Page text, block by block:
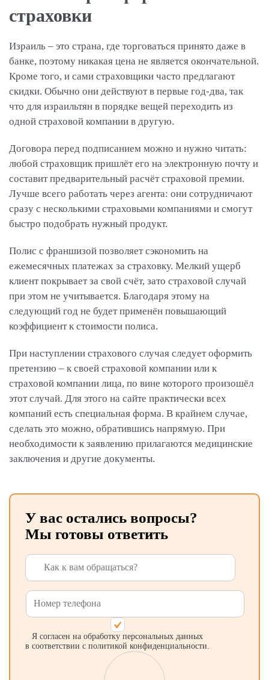
страховки
Израиль – это страна, где торговаться принято даже в
банке, поэтому никакая цена не является окончательной.
Кроме того, и сами страховщики часто предлагают
скидки. Обычно они действуют в первые год-два, так
что для израильтян в порядке вещей переходить из
одной страховой компании в другую.
Договора перед подписанием можно и нужно читать:
любой страховщик пришлёт его на электронную почту и
составит предварительный расчёт страховой премии.
Лучше всего работать через агента: они сотрудничают
сразу с несколькими страховыми компаниями и смогут
быстро подобрать нужный продукт.
Полис с франшизой позволяет сэкономить на
ежемесячных платежах за страховку. Мелкий ущерб
клиент покрывает за свой счёт, зато страховой случай
при этом не учитывается. Благодаря этому на
следующий год не будет применён повышающий
коэффициент к стоимости полиса.
При наступлении страхового случая следует оформить
претензию – к своей страховой компании или к
страховой компании лица, по вине которого произошёл
этот случай. Для этого на сайте практически всех
компаний есть специальная форма. В крайнем случае,
сделать это можно, обратившись напрямую. При
необходимости к заявлению прилагаются медицинские
заключения и другие документы.
У вас остались вопросы?
Мы готовы ответить
Я согласен на обработку персональных данных
в соответствии с политикой конфиденциальности.